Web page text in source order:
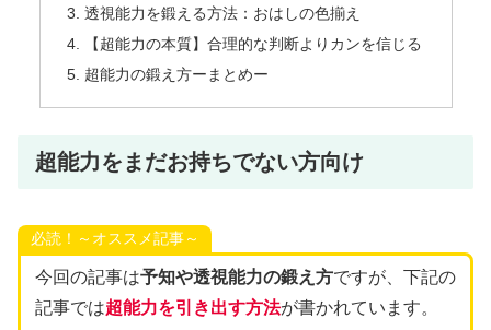
透視能力を鍛える方法：おはしの色揃え
【超能力の本質】合理的な判断よりカンを信じる
超能力の鍛え方ーまとめー
超能力をまだお持ちでない方向け
必読！～オススメ記事～
今回の記事は予知や透視能力の鍛え方ですが、下記の
記事では超能力を引き出す方法が書かれています。